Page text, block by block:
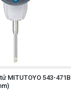
MITUTOYO 543-471B